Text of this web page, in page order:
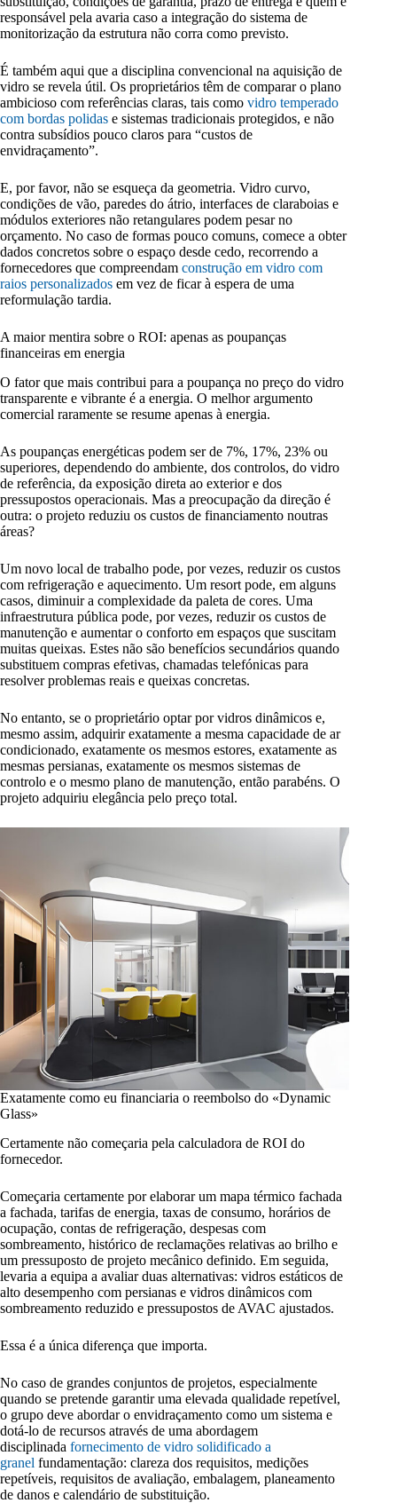
responsável pela avaria caso a integração do sistema de
monitorização da estrutura não corra como previsto.
É também aqui que a disciplina convencional na aquisição de
vidro se revela útil. Os proprietários têm de comparar o plano
ambicioso com referências claras, tais como vidro temperado
com bordas polidas e sistemas tradicionais protegidos, e não
contra subsídios pouco claros para “custos de
envidraçamento”.
E, por favor, não se esqueça da geometria. Vidro curvo,
condições de vão, paredes do átrio, interfaces de claraboias e
módulos exteriores não retangulares podem pesar no
orçamento. No caso de formas pouco comuns, comece a obter
dados concretos sobre o espaço desde cedo, recorrendo a
fornecedores que compreendam construção em vidro com
raios personalizados em vez de ficar à espera de uma
reformulação tardia.
A maior mentira sobre o ROI: apenas as poupanças
financeiras em energia
O fator que mais contribui para a poupança no preço do vidro
transparente e vibrante é a energia. O melhor argumento
comercial raramente se resume apenas à energia.
As poupanças energéticas podem ser de 7%, 17%, 23% ou
superiores, dependendo do ambiente, dos controlos, do vidro
de referência, da exposição direta ao exterior e dos
pressupostos operacionais. Mas a preocupação da direção é
outra: o projeto reduziu os custos de financiamento noutras
áreas?
Um novo local de trabalho pode, por vezes, reduzir os custos
com refrigeração e aquecimento. Um resort pode, em alguns
casos, diminuir a complexidade da paleta de cores. Uma
infraestrutura pública pode, por vezes, reduzir os custos de
manutenção e aumentar o conforto em espaços que suscitam
muitas queixas. Estes não são benefícios secundários quando
substituem compras efetivas, chamadas telefónicas para
resolver problemas reais e queixas concretas.
No entanto, se o proprietário optar por vidros dinâmicos e,
mesmo assim, adquirir exatamente a mesma capacidade de ar
condicionado, exatamente os mesmos estores, exatamente as
mesmas persianas, exatamente os mesmos sistemas de
controlo e o mesmo plano de manutenção, então parabéns. O
projeto adquiriu elegância pelo preço total.
Exatamente como eu financiaria o reembolso do «Dynamic
Glass»
Certamente não começaria pela calculadora de ROI do
fornecedor.
Começaria certamente por elaborar um mapa térmico fachada
a fachada, tarifas de energia, taxas de consumo, horários de
ocupação, contas de refrigeração, despesas com
sombreamento, histórico de reclamações relativas ao brilho e
um pressuposto de projeto mecânico definido. Em seguida,
levaria a equipa a avaliar duas alternativas: vidros estáticos de
alto desempenho com persianas e vidros dinâmicos com
sombreamento reduzido e pressupostos de AVAC ajustados.
Essa é a única diferença que importa.
No caso de grandes conjuntos de projetos, especialmente
quando se pretende garantir uma elevada qualidade repetível,
o grupo deve abordar o envidraçamento como um sistema e
dotá-lo de recursos através de uma abordagem
disciplinada fornecimento de vidro solidificado a
granel fundamentação: clareza dos requisitos, medições
repetíveis, requisitos de avaliação, embalagem, planeamento
de danos e calendário de substituição.